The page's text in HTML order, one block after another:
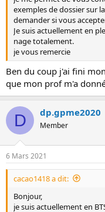
exemples de dossier sur
demander si vous
Je suis actuellement en
nage totalement.
je vous remercie
Ben du coup j'ai fini
que mon prof m'a
D dp.gpme2020
Member
6 Mars 2021
cacao1418 a dit:
Bonjour,
je suis actuellement en